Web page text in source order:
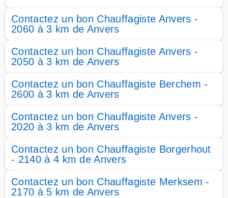
Contactez un bon Chauffagiste Anvers -
2060 à 3 km de Anvers
Contactez un bon Chauffagiste Anvers -
2050 à 3 km de Anvers
Contactez un bon Chauffagiste Berchem -
2600 à 3 km de Anvers
Contactez un bon Chauffagiste Anvers -
2020 à 3 km de Anvers
Contactez un bon Chauffagiste Borgerhout
- 2140 à 4 km de Anvers
Contactez un bon Chauffagiste Merksem -
2170 à 5 km de Anvers